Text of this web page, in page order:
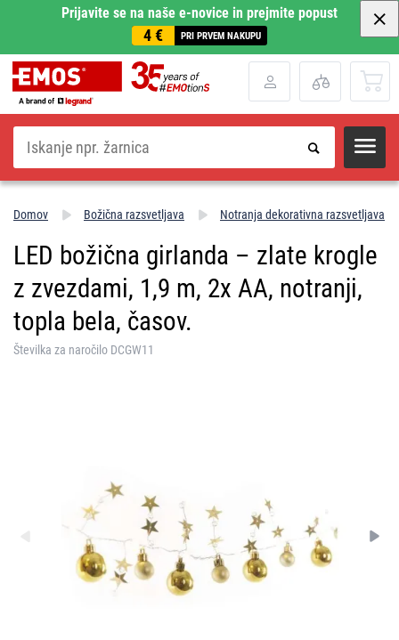
Prijavite se na naše e-novice in prejmite popust
4 € PRI PRVEM NAKUPU
Iskanje
Domov Božična razsvetljava Notranja dekorativna razsvetljava
LED božična girlanda – zlate krogle
z zvezdami, 1,9 m, 2x AA, notranji,
topla bela, časov.
Številka za naročilo DCGW11